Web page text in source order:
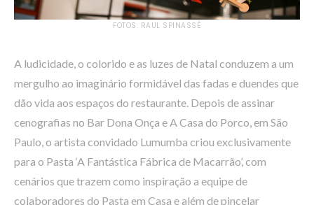
FOTOS: RAUL SPINASSÉ
A ludicidade, o colorido e as luzes de Natal conduzem a um
mergulho ao imaginário formidável das fadas e duendes que
dão vida aos espaços do restaurante. Depois de assinar
cenografias no Bar Dona Onça e A Casa do Porco, em São
Paulo, o artista convidado Lumumba criou exclusivamente
para o Pasta ‘A Fantástica Fábrica de Macarrão’, com
cenários que trazem como inspiração a equipe de
colaboradores do Pasta em Casa e além de pincelar